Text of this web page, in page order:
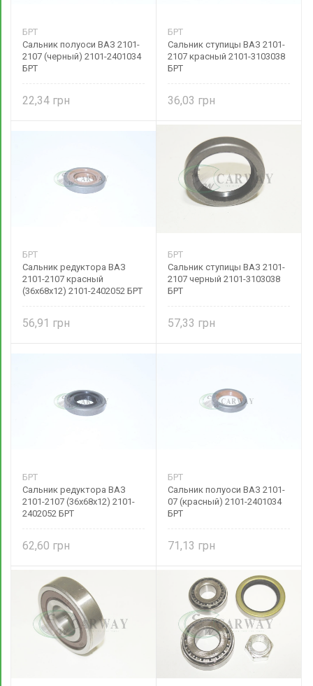
БРТ
Сальник полуоси ВАЗ 2101-
2107 (черный) 2101-2401034
БРТ
22,34
БРТ
Сальник ступицы ВАЗ 2101-
2107 красный 2101-3103038
БРТ
36,03
БРТ
Сальник редуктора ВАЗ
2101-2107 красный
(36х68х12) 2101-2402052 БРТ
56,91
БРТ
Сальник ступицы ВАЗ 2101-
2107 черный 2101-3103038
БРТ
57,33
БРТ
Сальник редуктора ВАЗ
2101-2107 (36х68х12) 2101-
2402052 БРТ
62,60
БРТ
Сальник полуоси ВАЗ 2101-
07 (красный) 2101-2401034
БРТ
71,13